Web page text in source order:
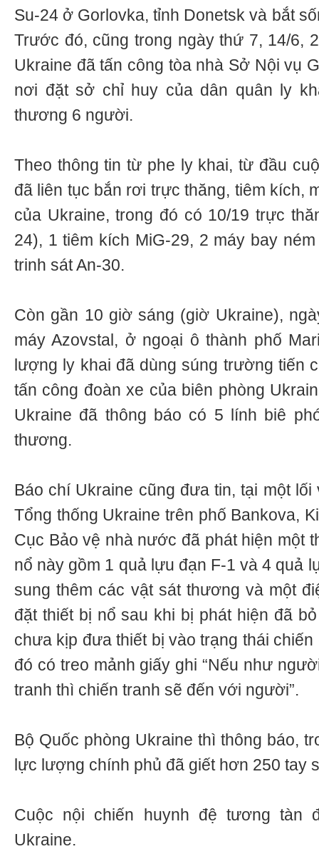
Su-24 ở Gorlovka, tỉnh Donetsk và bắt
Trước đó, cũng trong ngày thứ 7, 14/6,
Ukraine đã tấn công tòa nhà Sở Nội vụ
nơi đặt sở chỉ huy của dân quân ly
thương 6 người.
Theo thông tin từ phe ly khai, từ đầu
đã liên tục bắn rơi trực thăng, tiêm kích,
của Ukraine, trong đó có 10/19 trực
24), 1 tiêm kích MiG-29, 2 máy bay
trinh sát An-30.
Còn gần 10 giờ sáng (giờ Ukraine),
máy Azovstal, ở ngoại ô thành phố
lượng ly khai đã dùng súng trường tiến
tấn công đoàn xe của biên phòng
Ukraine đã thông báo có 5 lính biê
thương.
Báo chí Ukraine cũng đưa tin, tại một
Tổng thống Ukraine trên phố Bankova,
Cục Bảo vệ nhà nước đã phát hiện một
nổ này gồm 1 quả lựu đạn F-1 và 4 quả
sung thêm các vật sát thương và một
đặt thiết bị nổ sau khi bị phát hiện đã
chưa kịp đưa thiết bị vào trạng thái
đó có treo mảnh giấy ghi “Nếu như
tranh thì chiến tranh sẽ đến với người”.
Bộ Quốc phòng Ukraine thì thông báo,
lực lượng chính phủ đã giết hơn 250 tay
Cuộc nội chiến huynh đệ tương tàn
Ukraine.